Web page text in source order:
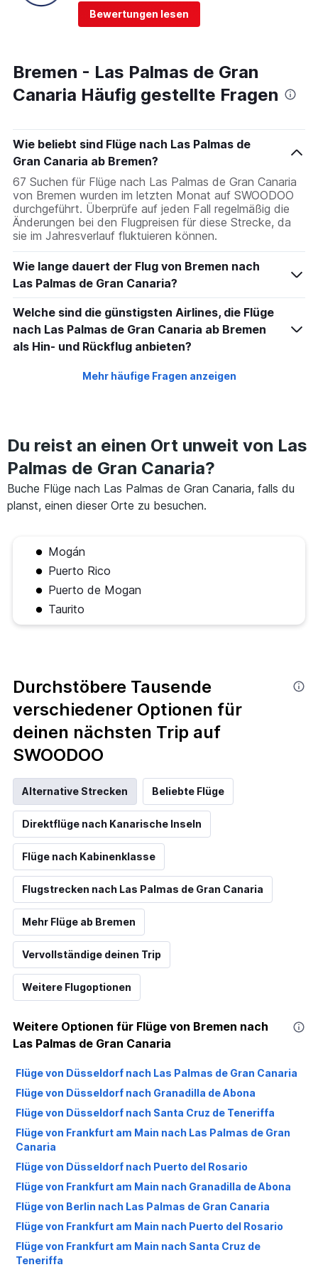
Bewertungen lesen
Bremen - Las Palmas de Gran
Canaria Häufig gestellte Fragen
Wie beliebt sind Flüge nach Las Palmas de
Gran Canaria ab Bremen?
67 Suchen für Flüge nach Las Palmas de Gran Canaria
von Bremen wurden im letzten Monat auf SWOODOO
durchgeführt. Überprüfe auf jeden Fall regelmäßig die
Änderungen bei den Flugpreisen für diese Strecke, da
sie im Jahresverlauf fluktuieren können.
Wie lange dauert der Flug von Bremen nach
Las Palmas de Gran Canaria?
Welche sind die günstigsten Airlines, die Flüge
nach Las Palmas de Gran Canaria ab Bremen
als Hin- und Rückflug anbieten?
Mehr häufige Fragen anzeigen
Du reist an einen Ort unweit von Las
Palmas de Gran Canaria?
Buche Flüge nach Las Palmas de Gran Canaria, falls du
planst, einen dieser Orte zu besuchen.
Mogán
Puerto Rico
Puerto de Mogan
Taurito
Durchstöbere Tausende
verschiedener Optionen für
deinen nächsten Trip auf
SWOODOO
Alternative Strecken Beliebte Flüge
Direktflüge nach Kanarische Inseln
Flüge nach Kabinenklasse
Flugstrecken nach Las Palmas de Gran Canaria
Mehr Flüge ab Bremen
Vervollständige deinen Trip
Weitere Flugoptionen
Weitere Optionen für Flüge von Bremen nach
Las Palmas de Gran Canaria
Flüge von Düsseldorf nach Las Palmas de Gran Canaria
Flüge von Düsseldorf nach Granadilla de Abona
Flüge von Düsseldorf nach Santa Cruz de Teneriffa
Flüge von Frankfurt am Main nach Las Palmas de Gran
Canaria
Flüge von Düsseldorf nach Puerto del Rosario
Flüge von Frankfurt am Main nach Granadilla de Abona
Flüge von Berlin nach Las Palmas de Gran Canaria
Flüge von Frankfurt am Main nach Puerto del Rosario
Flüge von Frankfurt am Main nach Santa Cruz de
Teneriffa